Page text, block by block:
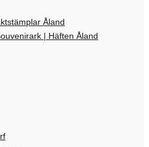
Åland
| Häften Åland